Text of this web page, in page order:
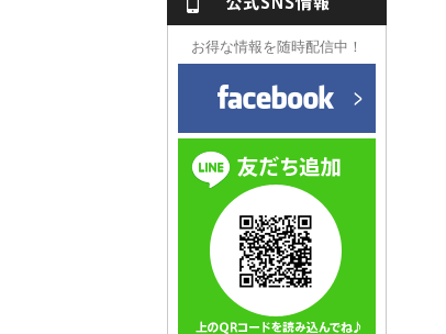
お得な情報を随時配信中！